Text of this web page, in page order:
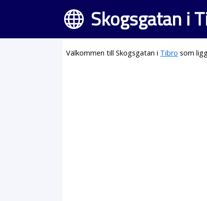
Skogsgatan i
Välkommen till Skogsgatan i Tibro som